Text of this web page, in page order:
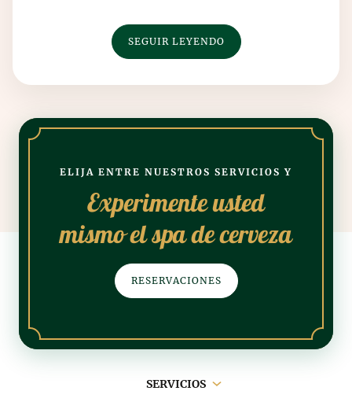
SEGUIR LEYENDO
ELIJA ENTRE NUESTROS SERVICIOS Y
Experimente usted
mismo el spa de cerveza
RESERVACIONES
SERVICIOS